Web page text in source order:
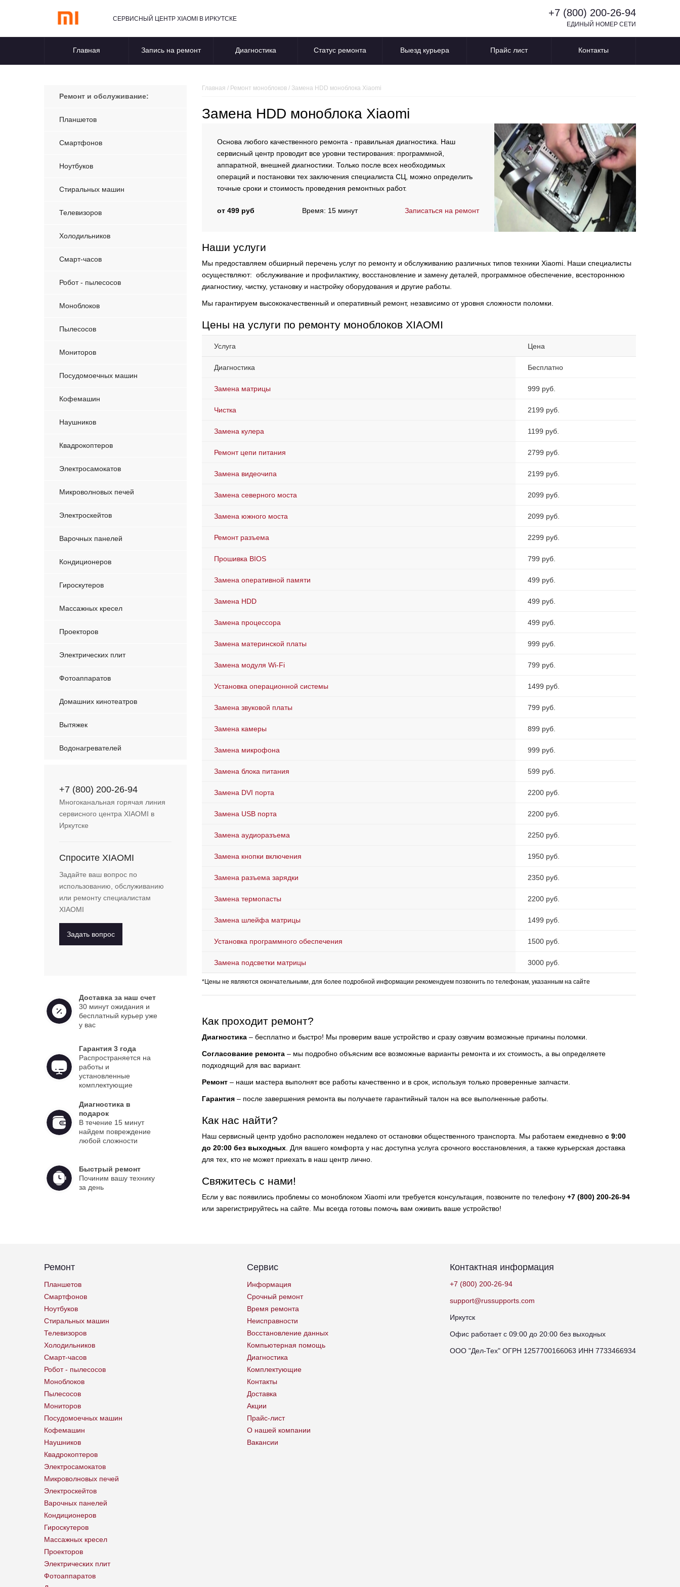
СЕРВИСНЫЙ ЦЕНТР XIAOMI В ИРКУТСКЕ
+7 (800) 200-26-94
ЕДИНЫЙ НОМЕР СЕТИ
Главная Запись на ремонт Диагностика Статус ремонта Выезд курьера Прайс лист Контакты
Ремонт и обслуживание:
Планшетов
Смартфонов
Ноутбуков
Стиральных машин
Телевизоров
Холодильников
Смарт-часов
Робот - пылесосов
Моноблоков
Пылесосов
Мониторов
Посудомоечных машин
Кофемашин
Наушников
Квадрокоптеров
Электросамокатов
Микроволновых печей
Электроскейтов
Варочных панелей
Кондиционеров
Гироскутеров
Массажных кресел
Проекторов
Электрических плит
Фотоаппаратов
Домашних кинотеатров
Вытяжек
Водонагревателей
+7 (800) 200-26-94
Многоканальная горячая линия
сервисного центра XIAOMI в
Иркутске
Спросите XIAOMI
Задайте ваш вопрос по
использованию, обслуживанию
или ремонту специалистам
XIAOMI
Задать вопрос
Доставка за наш счет
30 минут ожидания и
бесплатный курьер уже
у вас
Гарантия 3 года
Распространяется на
работы и
установленные
комплектующие
Диагностика в
подарок
В течение 15 минут
найдем повреждение
любой сложности
Быстрый ремонт
Починим вашу технику
за день
Главная / Ремонт моноблоков / Замена HDD моноблока Xiaomi
Замена HDD моноблока Xiaomi
Основа любого качественного ремонта - правильная диагностика. Наш
сервисный центр проводит все уровни тестирования: программной,
аппаратной, внешней диагностики. Только после всех необходимых
операций и постановки тех заключения специалиста СЦ, можно определить
точные сроки и стоимость проведения ремонтных работ.
от 499 руб Время: 15 минут Записаться на ремонт
Наши услуги
Мы предоставляем обширный перечень услуг по ремонту и обслуживанию различных типов техники Xiaomi. Наши специалисты
осуществляют: обслуживание и профилактику, восстановление и замену деталей, программное обеспечение, всестороннюю
диагностику, чистку, установку и настройку оборудования и другие работы.
Мы гарантируем высококачественный и оперативный ремонт, независимо от уровня сложности поломки.
Цены на услуги по ремонту моноблоков XIAOMI
Услуга Цена
Диагностика Бесплатно
Замена матрицы 999 руб.
Чистка 2199 руб.
Замена кулера 1199 руб.
Ремонт цепи питания 2799 руб.
Замена видеочипа 2199 руб.
Замена северного моста 2099 руб.
Замена южного моста 2099 руб.
Ремонт разъема 2299 руб.
Прошивка BIOS 799 руб.
Замена оперативной памяти 499 руб.
Замена HDD 499 руб.
Замена процессора 499 руб.
Замена материнской платы 999 руб.
Замена модуля Wi-Fi 799 руб.
Установка операционной системы 1499 руб.
Замена звуковой платы 799 руб.
Замена камеры 899 руб.
Замена микрофона 999 руб.
Замена блока питания 599 руб.
Замена DVI порта 2200 руб.
Замена USB порта 2200 руб.
Замена аудиоразъема 2250 руб.
Замена кнопки включения 1950 руб.
Замена разъема зарядки 2350 руб.
Замена термопасты 2200 руб.
Замена шлейфа матрицы 1499 руб.
Установка программного обеспечения 1500 руб.
Замена подсветки матрицы 3000 руб.
*Цены не являются окончательными, для более подробной информации рекомендуем позвонить по телефонам, указанным на сайте
Как проходит ремонт?
Диагностика – бесплатно и быстро! Мы проверим ваше устройство и сразу озвучим возможные причины поломки.
Согласование ремонта – мы подробно объясним все возможные варианты ремонта и их стоимость, а вы определяете
подходящий для вас вариант.
Ремонт – наши мастера выполнят все работы качественно и в срок, используя только проверенные запчасти.
Гарантия – после завершения ремонта вы получаете гарантийный талон на все выполненные работы.
Как нас найти?
Наш сервисный центр удобно расположен недалеко от остановки общественного транспорта. Мы работаем ежедневно с 9:00
до 20:00 без выходных . Для вашего комфорта у нас доступна услуга срочного восстановления, а также курьерская доставка
для тех, кто не может приехать в наш центр лично.
Свяжитесь с нами!
Если у вас появились проблемы со моноблоком Xiaomi или требуется консультация, позвоните по телефону +7 (800) 200-26-94
или зарегистрируйтесь на сайте. Мы всегда готовы помочь вам оживить ваше устройство!
Ремонт
Планшетов
Смартфонов
Ноутбуков
Стиральных машин
Телевизоров
Холодильников
Смарт-часов
Робот - пылесосов
Моноблоков
Пылесосов
Мониторов
Посудомоечных машин
Кофемашин
Наушников
Квадрокоптеров
Электросамокатов
Микроволновых печей
Электроскейтов
Варочных панелей
Кондиционеров
Гироскутеров
Массажных кресел
Проекторов
Электрических плит
Фотоаппаратов
Сервис
Информация
Срочный ремонт
Время ремонта
Неисправности
Восстановление данных
Компьютерная помощь
Диагностика
Комплектующие
Контакты
Доставка
Акции
Прайс-лист
О нашей компании
Вакансии
Контактная информация
+7 (800) 200-26-94
support@russupports.com
Иркутск
Офис работает с 09:00 до 20:00 без выходных
ООО "Дел-Тех" ОГРН 1257700166063 ИНН 7733466934